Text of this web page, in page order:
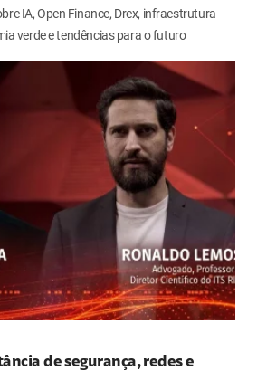
IA, Open Finance, Drex, infraestrutura
verde e tendências para o futuro
de segurança, redes e